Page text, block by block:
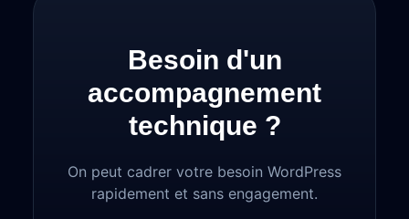
Besoin d'un
accompagnement
technique ?
On peut cadrer votre besoin WordPress
rapidement et sans engagement.